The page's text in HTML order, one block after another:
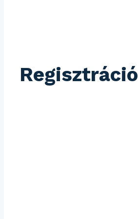
Regisztráció